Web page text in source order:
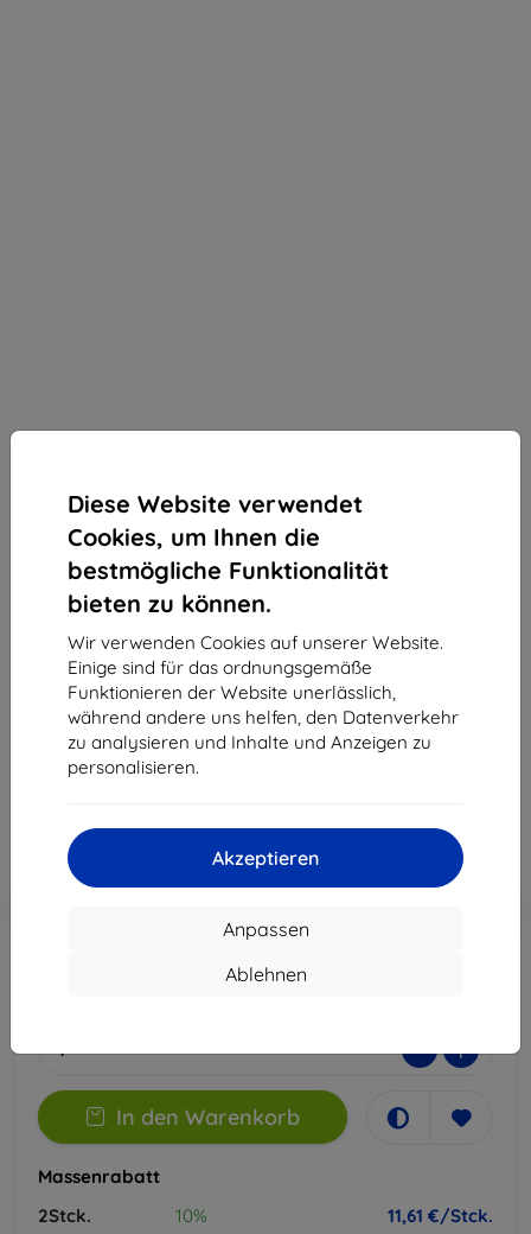
Diese Website verwendet
Cookies, um Ihnen die
bestmögliche Funktionalität
bieten zu können.
Wir verwenden Cookies auf unserer Website.
Einige sind für das ordnungsgemäße
Funktionieren der Website unerlässlich,
während andere uns helfen, den Datenverkehr
zu analysieren und Inhalte und Anzeigen zu
personalisieren.
Akzeptieren
Anpassen
Ablehnen
Antimikrobielle Folie 3MK SilverProtection+ für
Motorola Moto G87
Geeignet für: Motorola Moto G87
12,90 €
ohne MWSt
In den
- +
In den Warenkorb
Massenrabatt
2Stck.
10% 11,61 €/Stck.